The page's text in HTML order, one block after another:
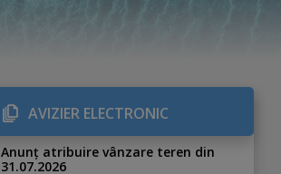
AVIZIER ELECTRONIC
Anunț atribuire vânzare teren din
31.07.2026